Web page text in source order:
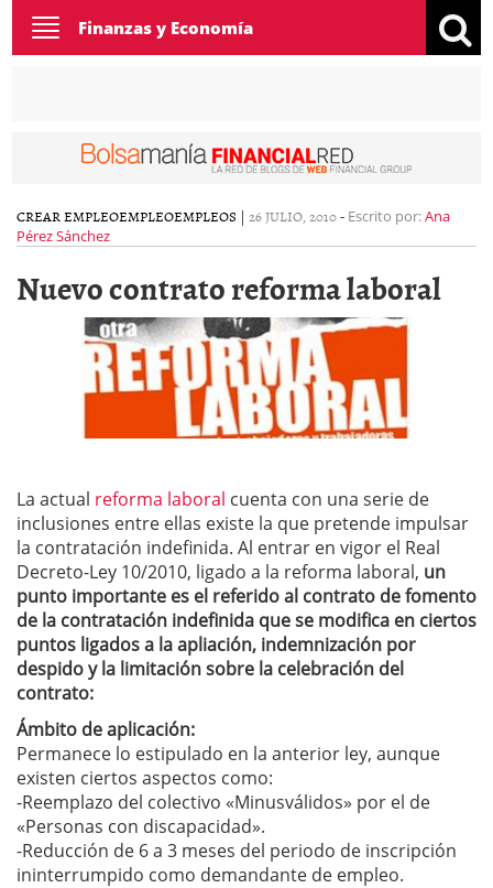
Toggle
navigation
Finanzas y Economía
CREAR EMPLEOEMPLEOEMPLEOS | 26 JULIO, 2010- Escrito por:Ana
Pérez Sánchez
Nuevo contrato reforma laboral
La actual reforma laboral cuenta con una serie de
inclusiones entre ellas existe la que pretende impulsar
la contratación indefinida. Al entrar en vigor el Real
Decreto-Ley 10/2010, ligado a la reforma laboral, un
punto importante es el referido al contrato de fomento
de la contratación indefinida que se modifica en ciertos
puntos ligados a la apliación, indemnización por
despido y la limitación sobre la celebración del
contrato:
Ámbito de aplicación:
Permanece lo estipulado en la anterior ley, aunque
existen ciertos aspectos como:
-Reemplazo del colectivo «Minusválidos» por el de
«Personas con discapacidad».
-Reducción de 6 a 3 meses del periodo de inscripción
ininterrumpido como demandante de empleo.